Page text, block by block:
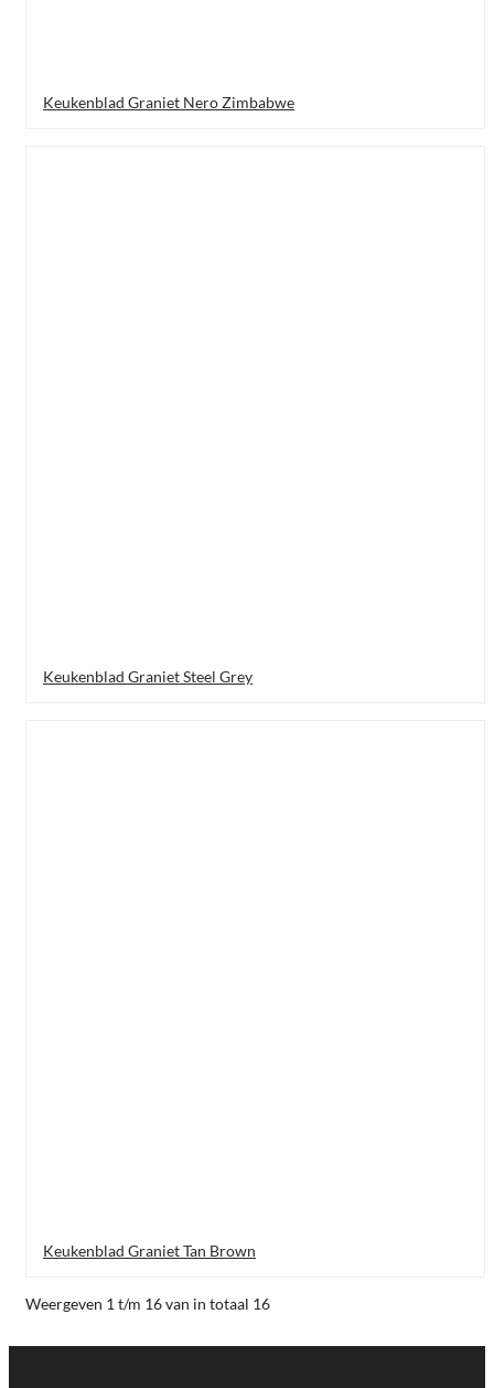
Keukenblad Graniet Nero Zimbabwe
Keukenblad Graniet Steel Grey
Keukenblad Graniet Tan Brown
Weergeven 1 t/m 16 van in totaal 16